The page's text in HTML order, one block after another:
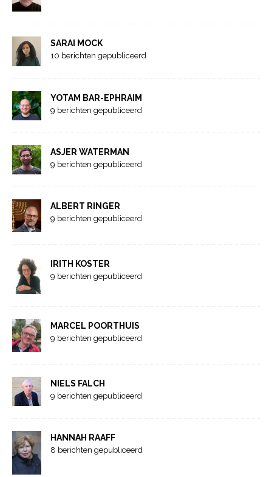
SARAI MOCK
10 berichten gepubliceerd
YOTAM BAR-EPHRAIM
9 berichten gepubliceerd
ASJER WATERMAN
9 berichten gepubliceerd
ALBERT RINGER
9 berichten gepubliceerd
IRITH KOSTER
9 berichten gepubliceerd
MARCEL POORTHUIS
9 berichten gepubliceerd
NIELS FALCH
9 berichten gepubliceerd
HANNAH RAAFF
8 berichten gepubliceerd